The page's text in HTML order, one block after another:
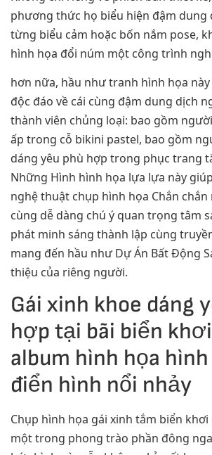
phương thức họ biểu hiện đậm dung
từng biểu cảm hoặc bốn nắm pose,
hình họa đổi núm một công trình
hơn nữa, hầu như tranh hình họa
độc đáo về cái cùng đậm dung dịch
thành viên chủng loại: bao gồm
ấp trong cỗ bikini pastel, bao gồm
dáng yêu phù hợp trong phục trang
Những Hình hình họa lựa lựa này
nghệ thuật chụp hình họa Chắn
cùng dễ dàng chú ý quan trọng tâm
phát minh sáng thành lập cùng
mang đến hầu như Dự Án Bất Động
thiệu của riêng người.
Gái xinh khoe dáng
hợp tại bãi biển
album hình họa
điển hình nổi nhảy
Chụp hình họa gái xinh tắm biển khơi
một trong phong trào phần đông